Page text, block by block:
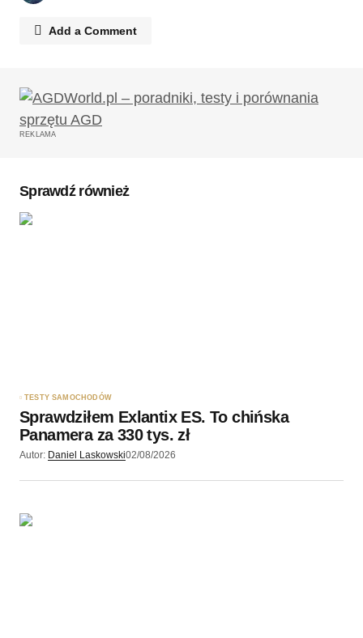
Add a Comment
Twój adres email nie zostanie opublikowany.
Wymagane pola są oznaczone
Wyślij komentarz
REKLAMA
Sprawdź również
TESTY SAMOCHODÓW
Sprawdziłem Exlantix ES. To chińska
Panamera za 330 tys. zł
Autor: Daniel Laskowski02/08/2026